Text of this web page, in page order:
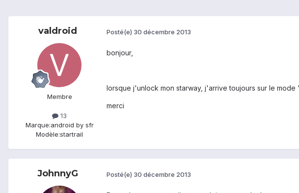
valdroid
Membre
13
Marque:android by sfr
Modèle:startrail
Posté(e) 30 décembre 2013
bonjour,
lorsque j'unlock mon starway, j'arrive toujours sur le
merci
JohnnyG Posté(e) 30 décembre 2013